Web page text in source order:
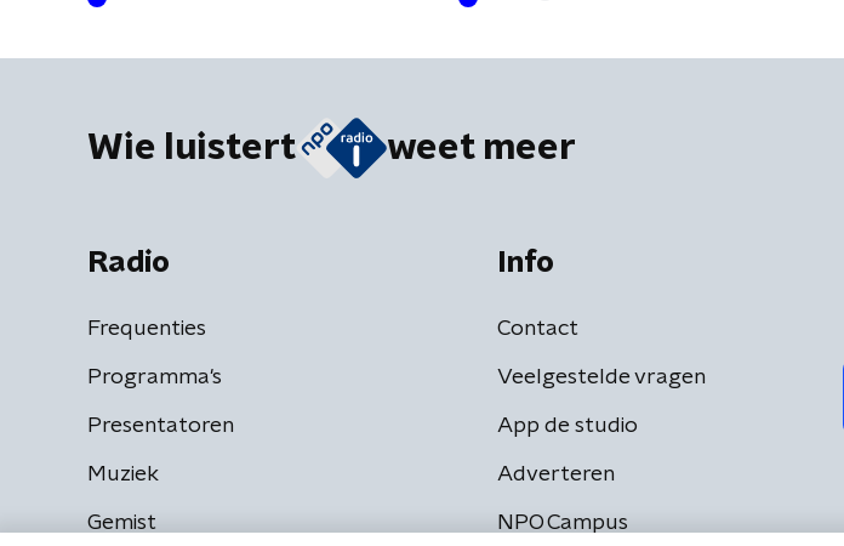
Wie luistert weet meer
Radio
Frequenties
Programma's
Presentatoren
Muziek
Gemist
Info
Contact
Veelgestelde vragen
App de studio
Adverteren
NPO Campus